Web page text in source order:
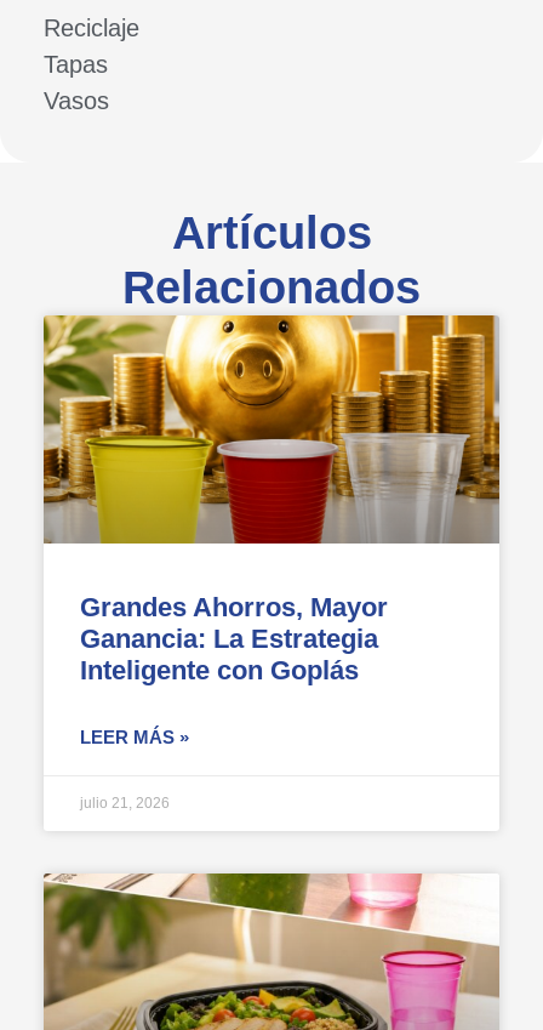
Reciclaje
Tapas
Vasos
Artículos
Relacionados
Grandes Ahorros, Mayor
Ganancia: La Estrategia
Inteligente con Goplás
LEER MÁS »
julio 21, 2026